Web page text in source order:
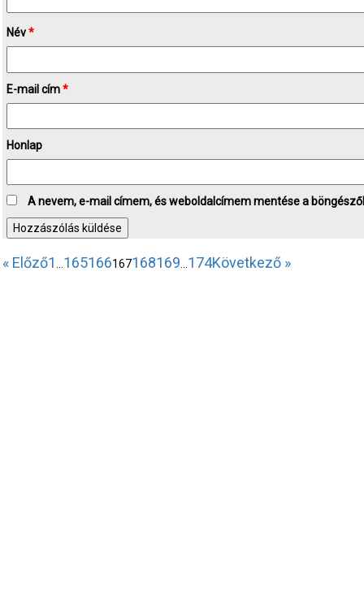
Név*
E-mail cím*
Honlap
A nevem, e-mail címem, és weboldalcímem mentése a
« Előző1 165166167168169 174Következő »